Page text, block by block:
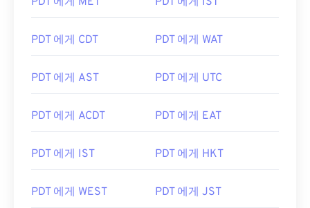
PDT 에게 CDT PDT 에게 WAT
PDT 에게 AST PDT 에게 UTC
PDT 에게 ACDT PDT 에게 EAT
PDT 에게 IST PDT 에게 HKT
PDT 에게 WEST PDT 에게 JST